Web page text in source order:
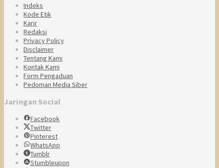
Indeks
Kode Etik
Karir
Redaksi
Privacy Policy
Disclaimer
Tentang Kami
Kontak Kami
Form Pengaduan
Pedoman Media Siber
Jaringan Social
Facebook
Twitter
Pinterest
WhatsApp
Tumblr
Stumbleupon